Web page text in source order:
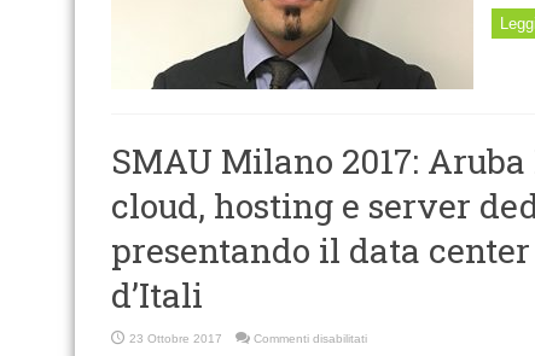
SMAU Milano 2017:
cloud, hosting e server
presentando il data
d’Itali
23 Ottobre 2017 Commenti disabilitatisu